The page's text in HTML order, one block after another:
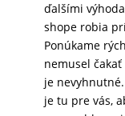
ďalšími
shope robia
Ponúkame
nemusel
je
je tu pre vás,